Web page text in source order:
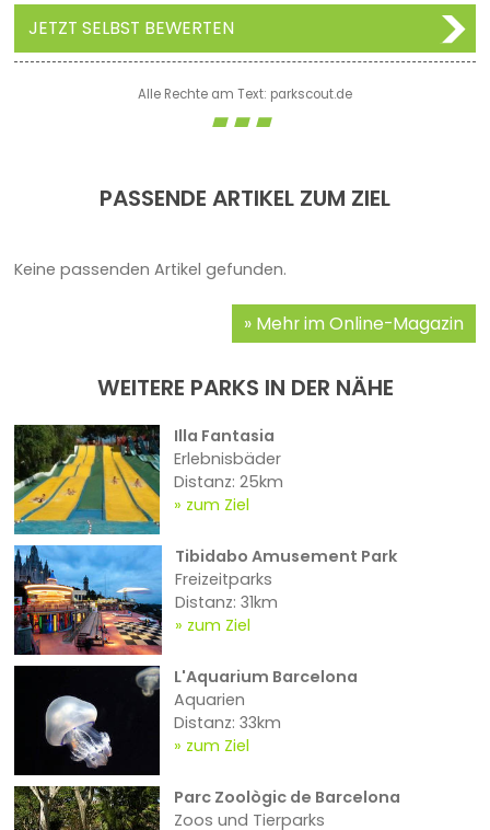
JETZT SELBST BEWERTEN
Alle Rechte am Text: parkscout.de
PASSENDE ARTIKEL ZUM ZIEL
Keine passenden Artikel gefunden.
Mehr im Online-Magazin
WEITERE PARKS IN DER NÄHE
Illa Fantasia
Erlebnisbäder
Distanz: 25km
zum Ziel
Tibidabo Amusement Park
Freizeitparks
Distanz: 31km
zum Ziel
L'Aquarium Barcelona
Aquarien
Distanz: 33km
zum Ziel
Parc Zoològic de Barcelona
Zoos und Tierparks